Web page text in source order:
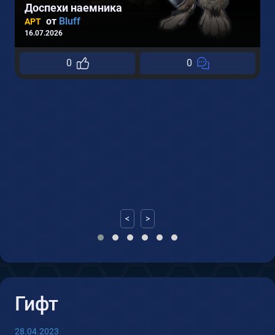
Доспехи наемника
АРТ от Bluff
16.07.2026
0 0
< >
Гифт
28.04.2023